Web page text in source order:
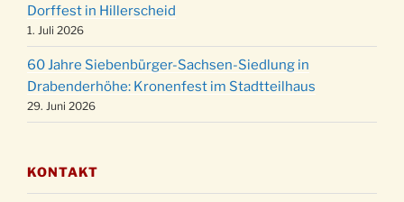
24.12.
Christmette mit der ev. Jugend in der Kirche
um 23:00 Uhr
31.12.
Gottesdienst zu Silvester in der Kirche um
18:00 Uhr
Dorffest in Hillerscheid
1. Juli 2026
60 Jahre Siebenbürger-Sachsen-Siedlung in
Drabenderhöhe: Kronenfest im Stadtteilhaus
29. Juni 2026
KONTAKT